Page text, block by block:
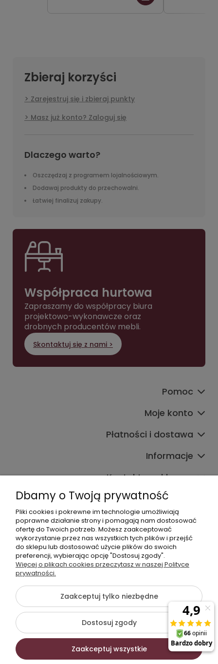
Zbieraj korzyści
Zarejestruj się i zbieraj punkty
Masz już konto? Zaloguj się
Dlaczego warto?
Oszczędzaj z programem lojalnościowym.
Dodawaj produkty do przechowalni.
Łatwiej finalizuj zakupy.
Współpraca hurtowa
Zapraszamy do współpracy biura
projektowo-wykonawcze oraz
drobnych producentów mebli.
Skontaktuj się z nami >
Pomoc
Moje konto
Płatności i dostawa
Informacje
Kontakt ze sklepem
Dane kontaktowe
603377506
sklep@komfort-biuro.pl
Nasz Facebook
©2026 Wszelkie Prawa Zastrzeżone | Komfort Biuro - meble
biurowe
Szablon Flex byEcommercy
Dbamy o Twoją prywatność
Pliki cookies i pokrewne im technologie umożliwiają
poprawne działanie strony i pomagają nam dostosować
ofertę do Twoich potrzeb. Możesz zaakceptować
wykorzystanie przez nas wszystkich tych plików i przejść
do sklepu lub dostosować użycie plików do swoich
preferencji, wybierając opcję "Dostosuj zgody".
Więcej o plikach cookies przeczytasz w naszej Polityce
prywatności.
Zaakceptuj tylko niezbędne
Dostosuj zgody
Zaakceptuj wszystkie